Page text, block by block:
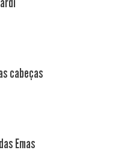
cabeças
Emas